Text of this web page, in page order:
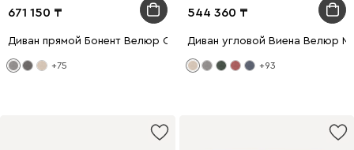
671 150
Диван прямой Бонент Велюр Светло-серый
+75
544 360
Диван угловой Виена Велюр
+93